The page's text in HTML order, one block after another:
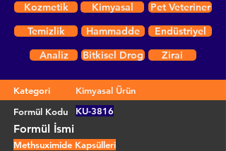
Kozmetik Kimyasal
Pet Veteriner
Temizlik
Hammadde
Endüstriyel
Analiz
Bitkisel Drog Zirai
Kategori
Kimyasal Ürün
Formül Kodu
KU-3816
Formül İsmi
Methsuximide Kapsülleri